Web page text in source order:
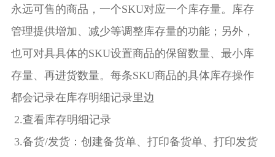
永远可售的商品，一个SKU对应一个库存量。库存
管理提供增加、减少等调整库存量的功能；另外，
也可对具具体的SKU设置商品的保留数量、最小库
存量、再进货数量。每条SKU商品的具体库存操作
都会记录在库存明细记录里边
2.查看库存明细记录
3.备货/发货：创建备货单、打印备货单、打印发货